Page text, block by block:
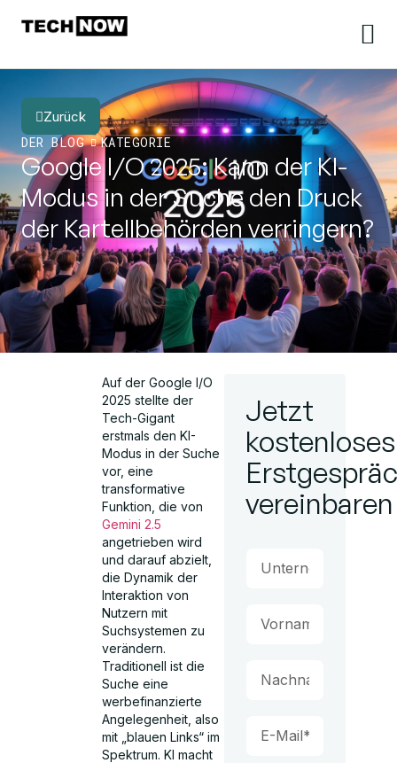
Zurück
DER BLOG
KATEGORIE
Google I/O 2025: Kann der KI-
Modus in der Suche den Druck
der Kartellbehörden verringern?
Auf der Google I/O
2025 stellte der
Tech-Gigant
erstmals den KI-
Modus in der Suche
vor, eine
transformative
Funktion, die von
Gemini 2.5
angetrieben wird
und darauf abzielt,
die Dynamik der
Interaktion von
Nutzern mit
Suchsystemen zu
verändern.
Traditionell ist die
Suche eine
werbefinanzierte
Angelegenheit, also
mit „blauen Links“ im
Spektrum. KI macht
Jetzt
kostenloses
vereinbaren